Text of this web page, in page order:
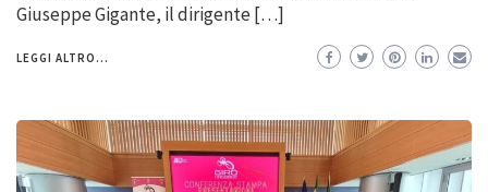
Giuseppe Gigante, il dirigente […]
LEGGI ALTRO...